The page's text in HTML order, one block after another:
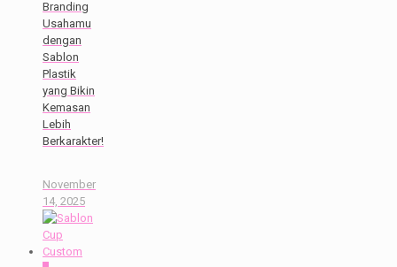
Branding
Usahamu
dengan
Sablon
Plastik
yang Bikin
Kemasan
Lebih
Berkarakter!
November
14, 2025